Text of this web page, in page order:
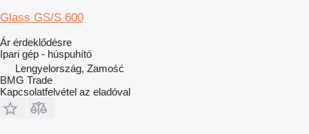
Glass GS/S 600
Ár érdeklődésre
Ipari gép - húspuhító
Lengyelország, Zamość
BMG Trade
Kapcsolatfelvétel az eladóval